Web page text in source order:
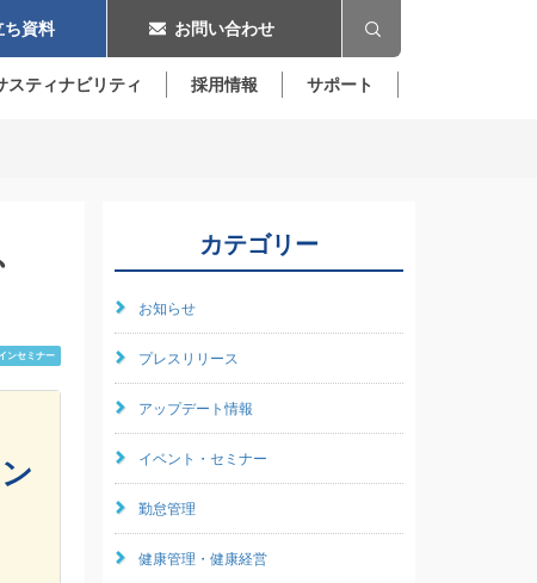
資料 お問い合わせ
スティナビリティ 採用情報 サポート
ンセミナー
カテゴリー
お知らせ
プレスリリース
アップデート情報
イベント・セミナー
勤怠管理
健康管理・健康経営